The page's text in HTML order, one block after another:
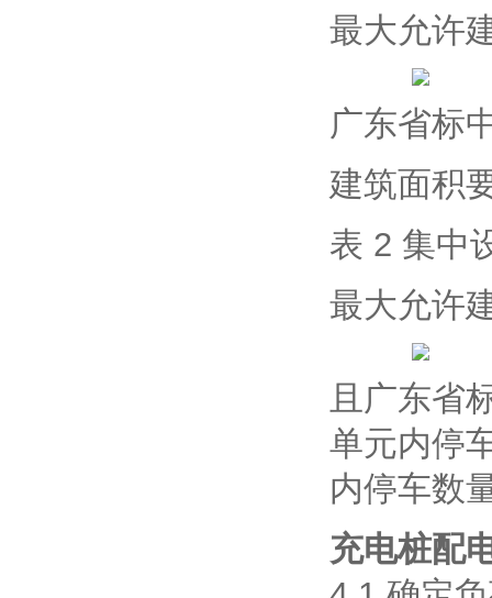
最大允许
广东省标
建筑面积
表 2 集中
最大允许
且广东省
单元内停
内停车数
充电桩配